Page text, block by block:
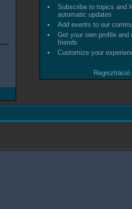
Subscribe to topics and
automatic updates
Add events to our
Get your own profile and
friends
Customize your
Regisztráció